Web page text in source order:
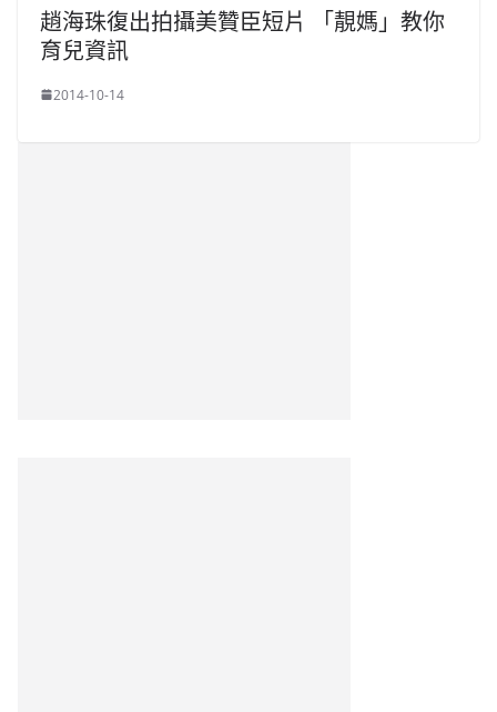
趙海珠復出拍攝美贊臣短片 「靚媽」教你
育兒資訊
2014-10-14